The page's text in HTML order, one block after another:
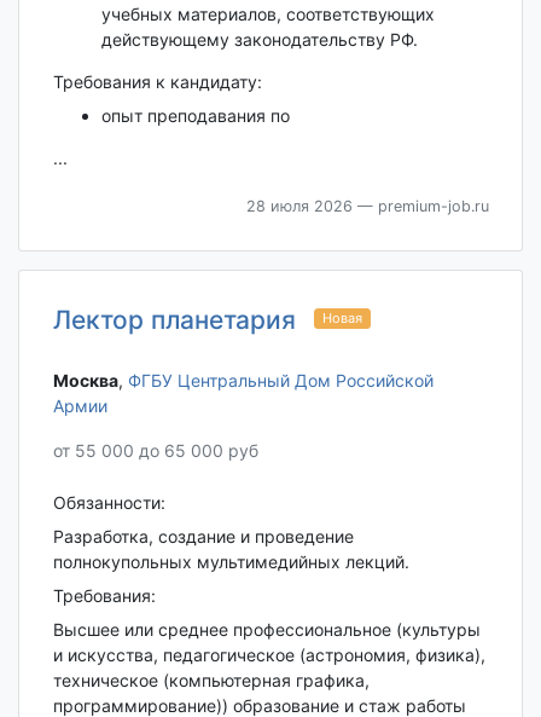
учебных материалов, соответствующих
действующему законодательству РФ.
Требования к кандидату:
опыт преподавания по
...
28 июля 2026 — premium-job.ru
Лектор планетария Новая
Москва‎, ФГБУ Центральный Дом Российской
Армии
от 55 000 до 65 000 руб
Обязанности:
Разработка, создание и проведение
полнокупольных мультимедийных лекций.
Требования:
Высшее или среднее профессиональное (культуры
и искусства, педагогическое (астрономия, физика),
техническое (компьютерная графика,
программирование)) образование и стаж работы